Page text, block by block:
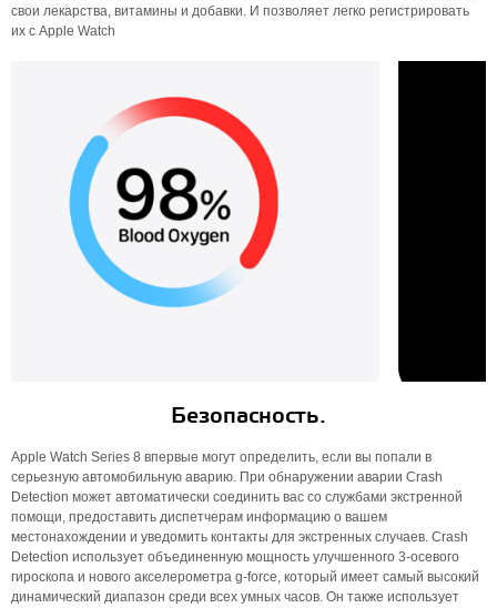
свои лекарства, витамины и добавки. И позволяет легко регистрировать
их с Apple Watch
Безопасность.
Apple Watch Series 8 впервые могут определить, если вы попали в
серьезную автомобильную аварию. При обнаружении аварии Crash
Detection может автоматически соединить вас со службами экстренной
помощи, предоставить диспетчерам информацию о вашем
местонахождении и уведомить контакты для экстренных случаев. Crash
Detection использует объединенную мощность улучшенного 3-осевого
гироскопа и нового акселерометра g-force, который имеет самый высокий
динамический диапазон среди всех умных часов. Он также использует